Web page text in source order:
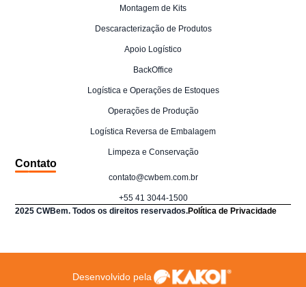
Montagem de Kits
Descaracterização de Produtos
Apoio Logístico
BackOffice
Logística e Operações de Estoques
Operações de Produção
Logística Reversa de Embalagem
Limpeza e Conservação
Contato
contato@cwbem.com.br
+55 41 3044-1500
2025 CWBem. Todos os direitos reservados.Política de Privacidade
Desenvolvido pela